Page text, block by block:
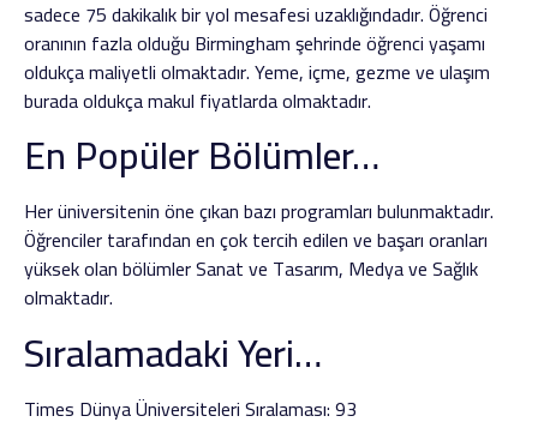
sadece 75 dakikalık bir yol mesafesi uzaklığındadır. Öğrenci
oranının fazla olduğu Birmingham şehrinde öğrenci yaşamı
oldukça maliyetli olmaktadır. Yeme, içme, gezme ve ulaşım
burada oldukça makul fiyatlarda olmaktadır.
En Popüler Bölümler…
Her üniversitenin öne çıkan bazı programları bulunmaktadır.
Öğrenciler tarafından en çok tercih edilen ve başarı oranları
yüksek olan bölümler Sanat ve Tasarım, Medya ve Sağlık
olmaktadır.
Sıralamadaki Yeri…
Times Dünya Üniversiteleri Sıralaması: 93